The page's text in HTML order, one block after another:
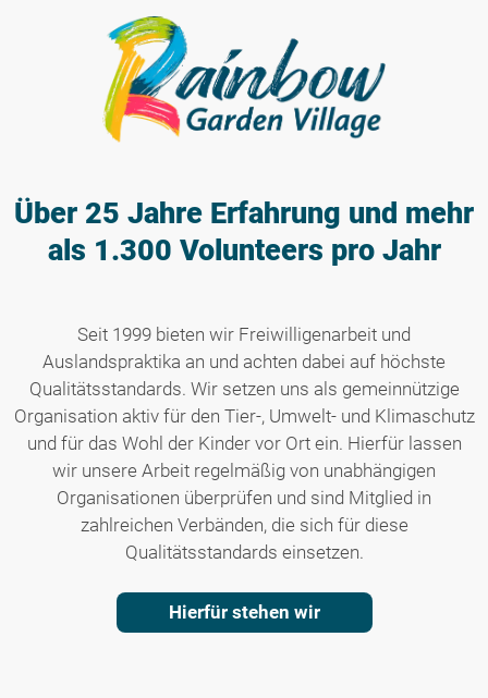
Über 25 Jahre Erfahrung und mehr
als 1.300 Volunteers pro Jahr
Seit 1999 bieten wir Freiwilligenarbeit und
Auslandspraktika an und achten dabei auf höchste
Qualitätsstandards. Wir setzen uns als gemeinnützige
Organisation aktiv für den Tier-, Umwelt- und Klimaschutz
und für das Wohl der Kinder vor Ort ein. Hierfür lassen
wir unsere Arbeit regelmäßig von unabhängigen
Organisationen überprüfen und sind Mitglied in
zahlreichen Verbänden, die sich für diese
Qualitätsstandards einsetzen.
Hierfür stehen wir